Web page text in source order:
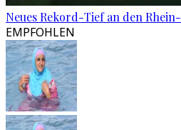
Neues Rekord-Tief an den
EMPFOHLEN